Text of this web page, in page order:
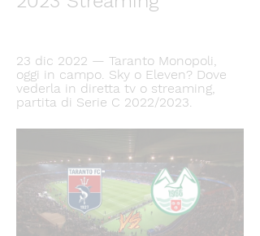
23 dic 2022 — Taranto Monopoli,
oggi in campo. Sky o Eleven? Dove
vederla in diretta tv o streaming,
partita di Serie C 2022/2023.